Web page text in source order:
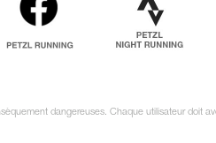
dangereuses. Chaque utilisateur doit